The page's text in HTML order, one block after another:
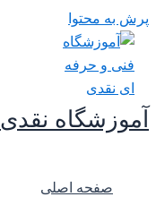
پرش به محتوا
آموزشگاه نقدی
صفحه اصلی